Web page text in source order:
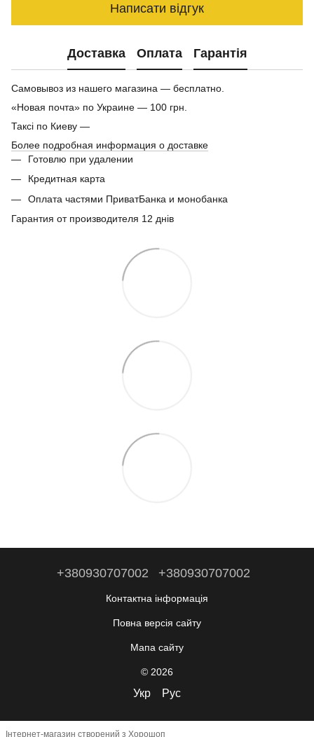
Написати відгук
Доставка Оплата Гарантія
Самовывоз из нашего магазина — бесплатно.
«Новая почта» по Украине — 100 грн.
Таксі по Киеву —
Более подробная информация о доставке
Готовлю при удалении
Кредитная карта
Оплата частями ПриватБанка и монобанка
Гарантия от производителя 12 днів
+380930707002 +380930707002
Контактна інформація
Повна версія сайту
Мапа сайту
© 2026
Укр Рус
Інтернет-магазин створений з Хорошоп